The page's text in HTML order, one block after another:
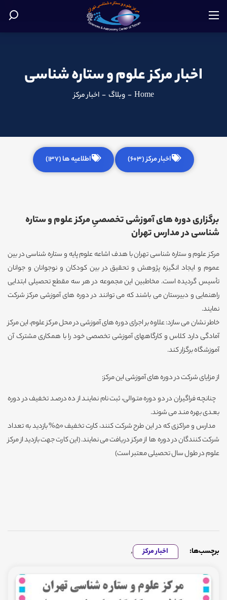
اخبار مرکز علوم و ستاره شناسی
Home
- وبلاگ - اخبار مرکز
اخبار مرکز (603) اطلاعیه ها (137)
برگزاری دوره های آموزشی تخصصیِ مرکز علوم و ستاره
شناسی در مدارس تهران
مرکز علوم و ستاره شناسی تهران با هدف اشاعه علوم پایه و ستاره شناسی در بین
عموم و ایجاد انگیزه پژوهش و تحقیق در بین کودکان و نوجوانان و جوانان
تأسیس گردیده است. مخاطبین این مجموعه در هر سه مقطع تحصیلی ابتدایی
راهنمایی و دبیرستان می باشند که می توانند در دوره های آموزشی مرکز شرکت
نمایند.
خاطر نشان می سازد: علاوه بر اجرای دوره های آموزشی در محل مرکز علوم، این مرکز
آمادگی دارد کلاس و کارگاههای آموزشی تخصصی خود را با همکاری مشترک آن
آموزشگاه برگزار کند.
از مزایای شرکت در دوره های آموزشی این مرکز:
چنانچـه فراگیران در دو دوره متـوالی، ثبت نام نماینـد از ده درصـد تخفیف در دوره
بعـدی بهره منـد می شوند.
مدارس و مراکزی که در این طرح شرکت کنند، کارت تخفیف 50% بازدید به تعداد
شرکت کنندگان در دوره ها از مرکز دریافت می نمایند. (این کارت جهت بازدید از مرکز
علوم در طول سال تحصیلی معتبر است)
برچسب‌ها: اخبار مرکز ,